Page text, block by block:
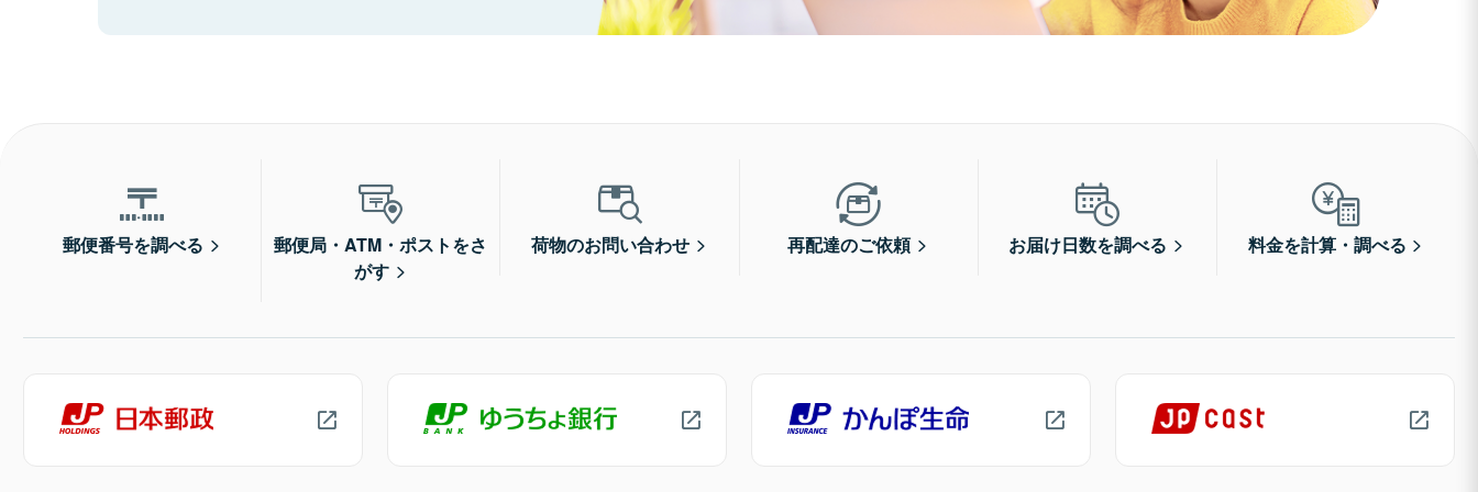
郵便番号を調べる
郵便局・ATM・ポストをさ
がす
荷物のお問い合わせ 再配達のご依頼 お届け日数を調べる 料金を計算・調べる